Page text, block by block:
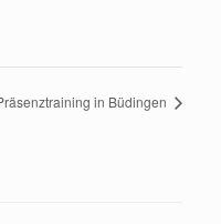
in Büdingen